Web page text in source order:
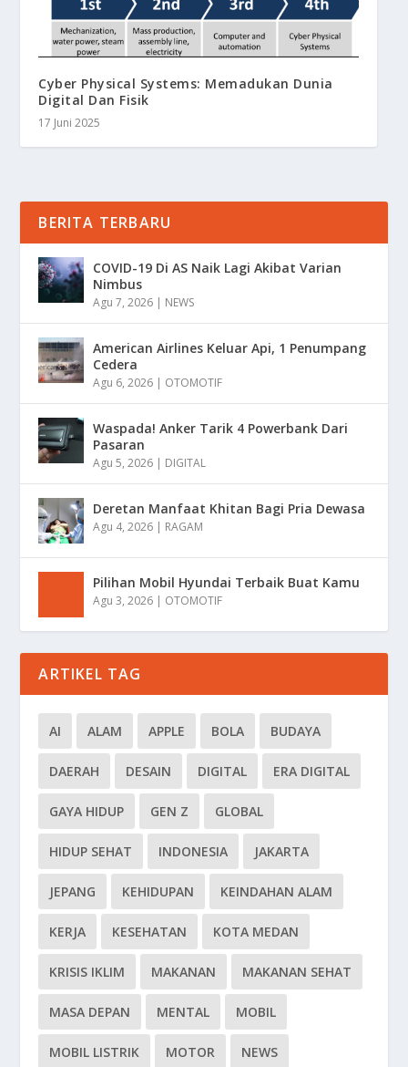
Cyber Physical Systems: Memadukan Dunia
Digital Dan Fisik
17 Juni 2025
BERITA TERBARU
COVID-19 Di AS Naik Lagi Akibat Varian
Nimbus
Agu 7, 2026 | NEWS
American Airlines Keluar Api, 1 Penumpang
Cedera
Agu 6, 2026 | OTOMOTIF
Waspada! Anker Tarik 4 Powerbank Dari
Pasaran
Agu 5, 2026 | DIGITAL
Deretan Manfaat Khitan Bagi Pria Dewasa
Agu 4, 2026 | RAGAM
Pilihan Mobil Hyundai Terbaik Buat Kamu
Agu 3, 2026 | OTOMOTIF
ARTIKEL TAG
AI ALAM APPLE BOLA BUDAYA
DAERAH DESAIN DIGITAL ERA DIGITAL
GAYA HIDUP GEN Z GLOBAL
HIDUP SEHAT INDONESIA JAKARTA
JEPANG KEHIDUPAN KEINDAHAN ALAM
KERJA KESEHATAN KOTA MEDAN
KRISIS IKLIM MAKANAN MAKANAN SEHAT
MASA DEPAN MENTAL MOBIL
MOBIL LISTRIK MOTOR NEWS